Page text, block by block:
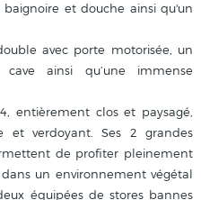
et douche ainsi qu'un
avec porte motorisée, un
ainsi qu’une immense
entièrement clos et paysagé,
verdoyant. Ses 2 grandes
de profiter pleinement
un environnement végétal
équipées de stores bannes